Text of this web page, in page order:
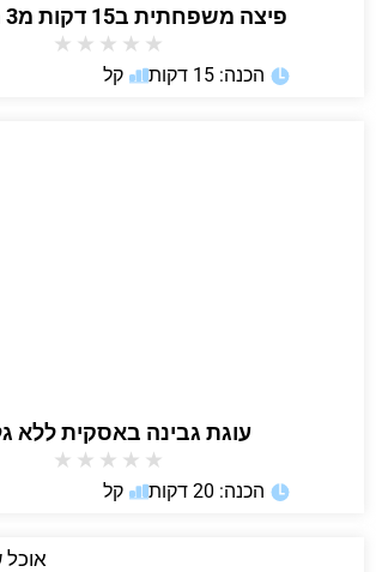
פיצה משפחתית ב15 דקות מ3 מצרכים
★
★
★
★
★
הכנה: 15 דקות קל
עוגת גבינה באסקית ללא
★
★
★
★
★
הכנה: 20 דקות קל
אוכל